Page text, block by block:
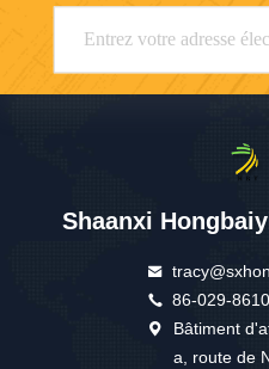
Shaanxi
86-029-
Bâtiment
a, route de